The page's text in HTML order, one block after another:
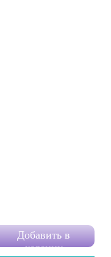
Добавить в
корзину